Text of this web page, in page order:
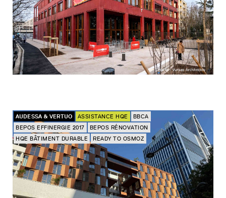
AUDESSA & VERTUO ASSISTANCE HQE
BBCA
BEPOS EFFINERGIE 2017
BEPOS RÉNOVATION
HQE BÂTIMENT DURABLE
READY TO OSMOZ